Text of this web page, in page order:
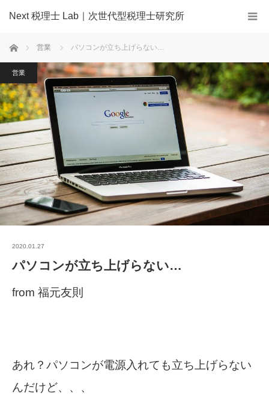
Next 税理士 Lab｜次世代型税理士研究所
ホーム 営業 パソコンが立ち上げらない…
営業
2020.01.27
パソコンが立ち上げらない…
from 福元友則
あれ？パソコンが電源入れても立ち上げらない
んだけど、、、